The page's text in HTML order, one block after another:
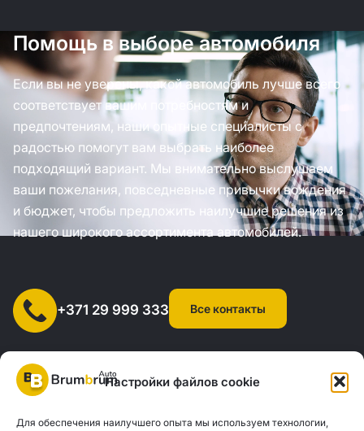
Настройки файлов cookie
Для обеспечения наилучшего опыта мы используем технологии,
Помощь в выборе автомобиля
Если вы не уверены, какой автомобиль лучше всего
соответствует вашим потребностям и
предпочтениям, наши опытные специалисты с
радостью помогут вам выбрать наиболее
подходящий вариант. Мы внимательно выслушаем
ваши пожелания, повседневные привычки вождения
и бюджет, чтобы предложить наилучшие решения из
нашего широкого ассортимента автомобилей.
+371 29 999 333 Все контакты